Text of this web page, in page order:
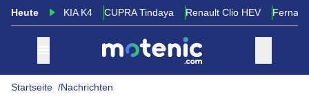
Heute KIA K4 CUPRA Tindaya Renault Clio HEV
Startseite Nachrichten